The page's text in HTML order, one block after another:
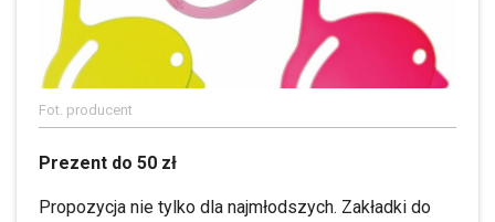
Fot. producent
Prezent do 50 zł
Propozycja nie tylko dla najmłodszych. Zakładki do